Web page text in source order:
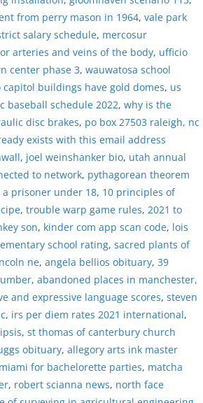
ruang
menyampaikan
kamtibmas di
yang disampaikan
kepada
Putih secara
bentuk
menjelang
mengingatkan
benar merupakan
dalam
Indonesia.‎‎”Kami
mulai
Merah Putih di
Ini adalah
perjuangan
ujar
dengan warga.‎‎Ia
kondisi
bendera
layak untuk
negara.‎‎‎Selain
kegiatan
sarana
potensi
warga. Melalui
dapat
sosial, potensi
from perry mason in 1964, vale park
salary schedule, mercosur
arteries and veins of the body, ufficio
center phase 3, wauwatosa school
capitol buildings have gold domes, us
baseball schedule 2022, why is the
disc brakes, po box 27503 raleigh, nc
exists with this email address
, joel weinshanker bio, utah annual
to network, pythagorean theorem
prisoner under 18, 10 principles of
, trouble warp game rules, 2021 to
son, kinder com app scan code, lois
school rating, sacred plants of
ne, angela bellios obituary, 39
, abandoned places in manchester,
and expressive language scores, steven
, irs per diem rates 2021 international,
, st thomas of canterbury church
obituary, allegory arts ink master
for bachelorette parties, matcha
, robert scianna news, north face